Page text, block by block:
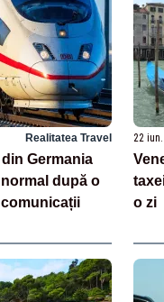
Realitatea Travel
Germania
după o
22
o zi